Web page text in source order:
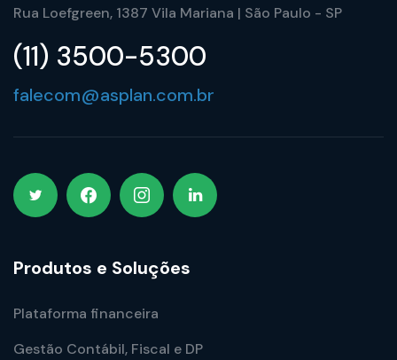
Rua Loefgreen, 1387 Vila Mariana | São Paulo - SP
(11) 3500-5300
falecom@asplan.com.br
Produtos e Soluções
Plataforma financeira
Gestão Contábil, Fiscal e DP